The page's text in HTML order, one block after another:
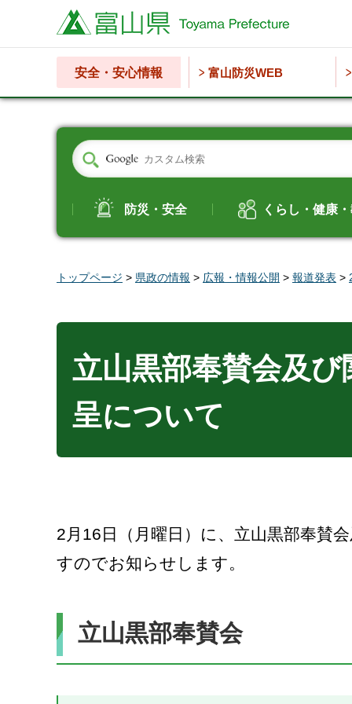
富山県
安全・安心情報 富山防災WEB
防災・安全 くらし・健康
トップページ > 県政の情報 > 広報・情報公開 > 報道発表 >
立山黒部奉賛会及
呈について
2月16日（月曜日）に、立山黒部奉賛
すのでお知らせします。
立山黒部奉賛会